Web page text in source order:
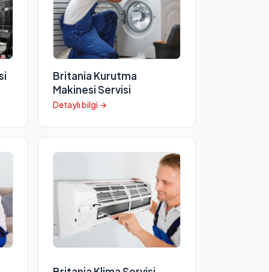
Britania Kurutma
Makinesi Servisi
Detaylı bilgi →